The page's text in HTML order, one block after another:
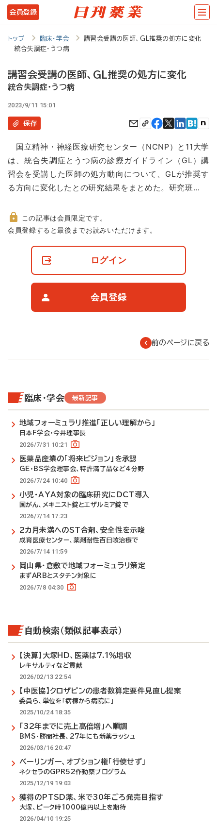
メ
イ
ン
テ
ツ
に
動
会員登録
トップ 臨床・学会
講習会受講の医師、GL推奨の処方に変化
統合失調症・うつ病
講習会受講の医師、GL推奨の処方に変化
統合失調症・うつ病
2023/9/11 15:01
保存
国立精神・神経医療研究センター（NCNP）と11大学
は、統合失調症とうつ病の診療ガイドライン（GL）講
習会を受講した医師の処方動向について、GLが推奨す
る方向に変化したとの研究結果をまとめた。研究班…
非
この記事は会員限定です。
会員登録すると最後までお読みいただけます。
ログイン
会員登録
前のページに戻る
臨床・学会 最新記事
地域フォーミュラリ推進「正しい理解から」
日本F学会・今井理事長
2026/7/31 10:21
医薬品産業の「将来ビジョン」を承認
GE・BS学会理事会、特許満了品など4分野
2026/7/24 10:40
小児・AYA対象の臨床研究にDCT導入
国がん、メキニスト錠とエザルミア錠で
2026/7/14 17:23
2カ月未満へのST合剤、安全性を示唆
成育医療センター、薬剤耐性百日咳治療で
2026/7/14 11:59
岡山県・倉敷で地域フォーミュラリ策定
まずARBとスタチン対象に
2026/7/8 04:30
自動検索（類似記事表示）
【決算】大塚HD、医薬は7.1％増収
レキサルティなど貢献
2026/02/13 22:54
【中医協】クロザピンの患者数算定要件見直し提案
委員ら、単位を「病棟から病院に」
2025/10/24 18:35
「32年までに売上高倍増」へ順調
BMS・勝間社長、27年にも新薬ラッシュ
2026/03/16 20:47
べーリンガー、オプション権「行使せず」
ネクセラのGPR52作動薬プログラム
2025/12/19 19:03
獲得のPTSD薬、米で30年ごろ発売目指す
大塚、ピーク時1000億円以上を期待
2026/04/10 19:25